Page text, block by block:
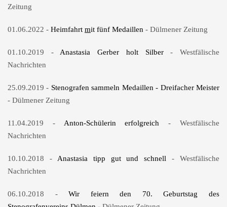
Zeitung
01.06.2022 - Heimfahrt mit fünf Medaillen - Dülmener Zeitung
01.10.2019 - Anastasia Gerber holt Silber
- Westfälische
Nachrichten
25.09.2019 - Stenografen sammeln Medaillen - Dreifacher Meister
- Dülmener Zeitung
11.04.2019 - Anton-Schülerin erfolgreich
- Westfälische
Nachrichten
10.10.2018 - Anastasia tipp gut und schnell
- Westfälische
Nachrichten
06.10.2018 -Wir feiern den 70. Geburtstag des